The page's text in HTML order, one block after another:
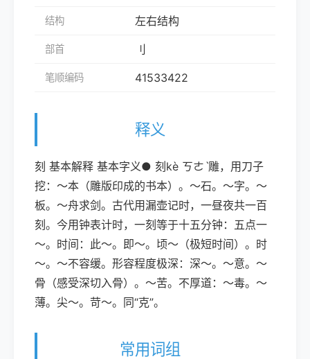
结构 左右结构
部首 刂
笔顺编码 41533422
释义
刻 基本解释 基本字义● 刻kè ㄎㄜˋ雕，用刀子
挖：～本（雕版印成的书本）。～石。～字。～
板。～舟求剑。古代用漏壶记时，一昼夜共一百
刻。今用钟表计时，一刻等于十五分钟：五点一
～。时间：此～。即～。顷～（极短时间）。时
～。～不容缓。形容程度极深：深～。～意。～
骨（感受深切入骨）。～苦。不厚道：～毒。～
薄。尖～。苛～。同“克”。
常用词组